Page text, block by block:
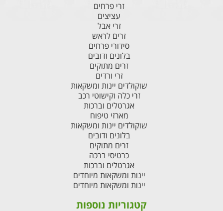
זרי פרחים
עציצים
זרי אבל
זרים לראש
סידורי פרחים
בלונים ודובים
זרים מתוקים
זרי ורדים
שוקולדים יינות ומשקאות
זרי כלה וקישוטי רכב
אגרטלים וברכות
מארזי טיפוח
שוקולדים יינות ומשקאות
בלונים ודובים
זרים מתוקים
כרטיסי ברכה
אגרטלים וברכות
יינות ומשקאות מיוחדים
יינות ומשקאות מיוחדים
קטגוריות נוספות